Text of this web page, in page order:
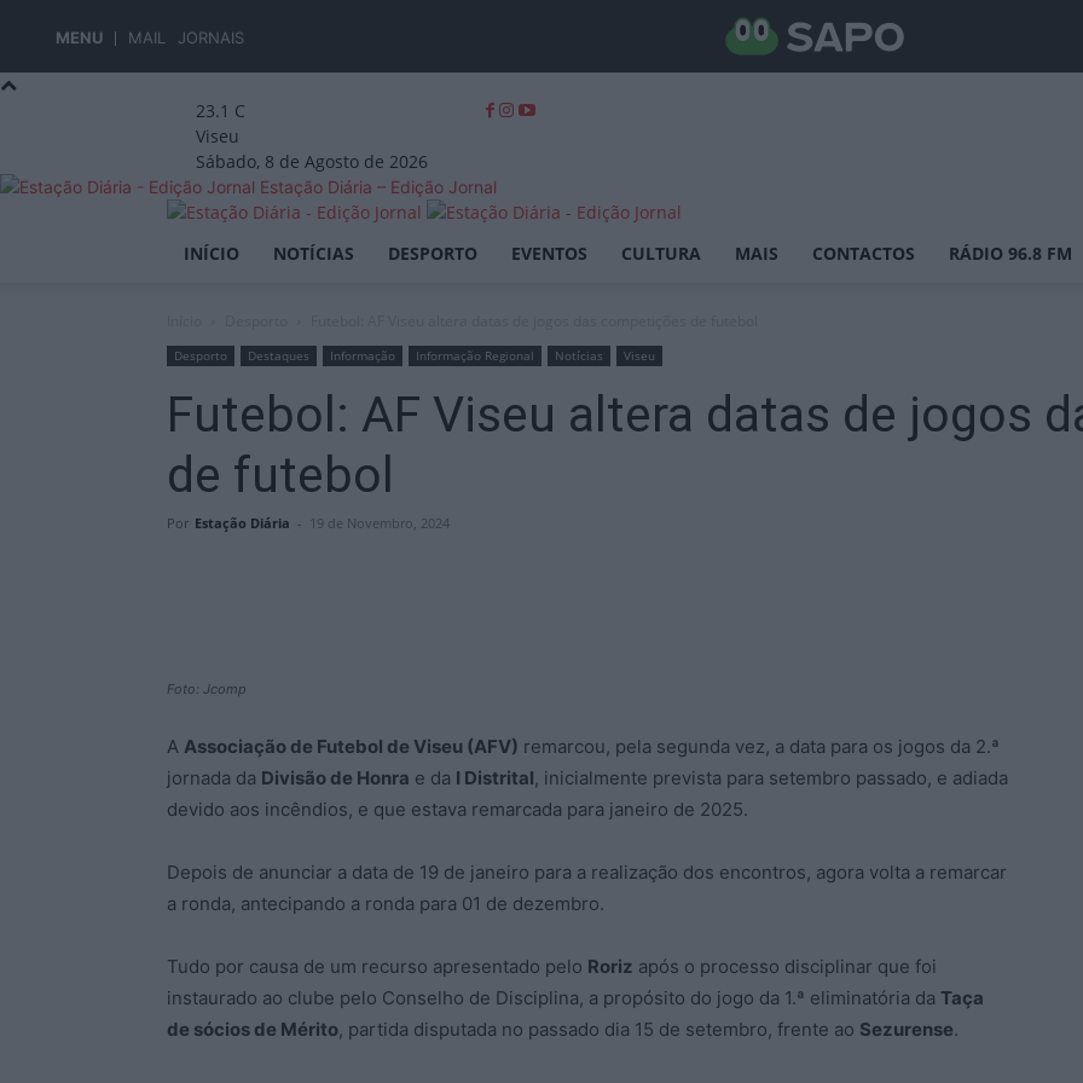
MENU MAIL JORNAIS
23.1 C
Viseu
Sábado, 8 de Agosto de 2026
Estação Diária – Edição Jornal
INÍCIO NOTÍCIAS DESPORTO EVENTOS CULTURA MAIS CONTACTOS RÁDIO 96.8 FM
Desporto Destaques Informação Informação Regional Notícias Viseu
Futebol: AF Viseu altera datas de jogos
de futebol
Por Estação Diária - 19 de Novembro, 2024
Foto: Jcomp
A Associação de Futebol de Viseu (AFV) remarcou, pela segunda vez, a data para os jogos da 2.ª
jornada da Divisão de Honra e da I Distrital, inicialmente prevista para setembro passado, e adiada
devido aos incêndios, e que estava remarcada para janeiro de 2025.
Depois de anunciar a data de 19 de janeiro para a realização dos encontros, agora volta a remarcar
a ronda, antecipando a ronda para 01 de dezembro.
Tudo por causa de um recurso apresentado pelo Roriz após o processo disciplinar que foi
instaurado ao clube pelo Conselho de Disciplina, a propósito do jogo da 1.ª eliminatória da Taça
de sócios de Mérito, partida disputada no passado dia 15 de setembro, frente ao Sezurense.